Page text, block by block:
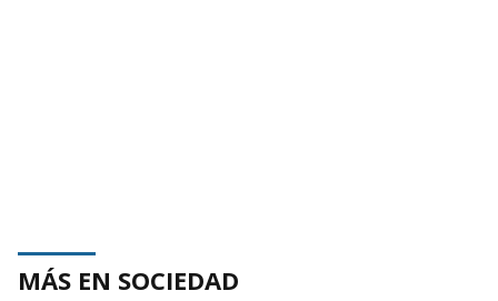
MÁS EN SOCIEDAD